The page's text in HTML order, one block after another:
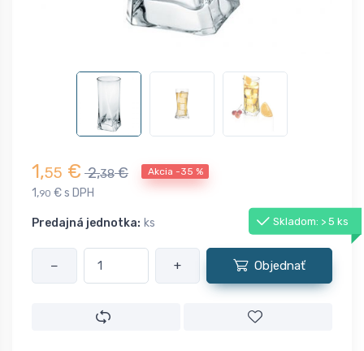
1,55 € 2,38€ Akcia -35 %
1,90 € s DPH
Predajná jednotka: ks Skladom: > 5 ks
− + Objednať